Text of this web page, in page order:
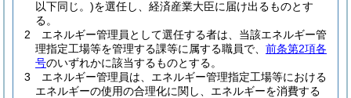
以下同じ。)を選任し、経済産業大臣に届け出るものとす
る。
2
エネルギー管理員として選任する者は、当該エネルギー管
理指定工場等を管理する課等に属する職員で、 前条第2項各
号のいずれかに該当するものとする。
3
エネルギー管理員は、エネルギー管理指定工場等における
エネルギーの使用の合理化に関し、エネルギーを消費する